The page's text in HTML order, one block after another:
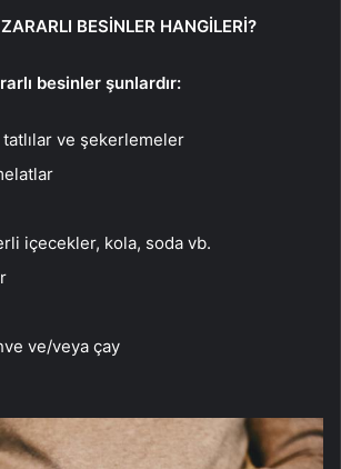
BESİNLER HANGİLERİ?
besinler şunlardır:
ve şekerlemeler
içecekler, kola, soda vb.
ve/veya çay